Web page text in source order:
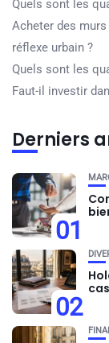
Quels sont les
Acheter des
réflexe urbain ?
Quels sont les
Faut-il investir
Derniers
01
02